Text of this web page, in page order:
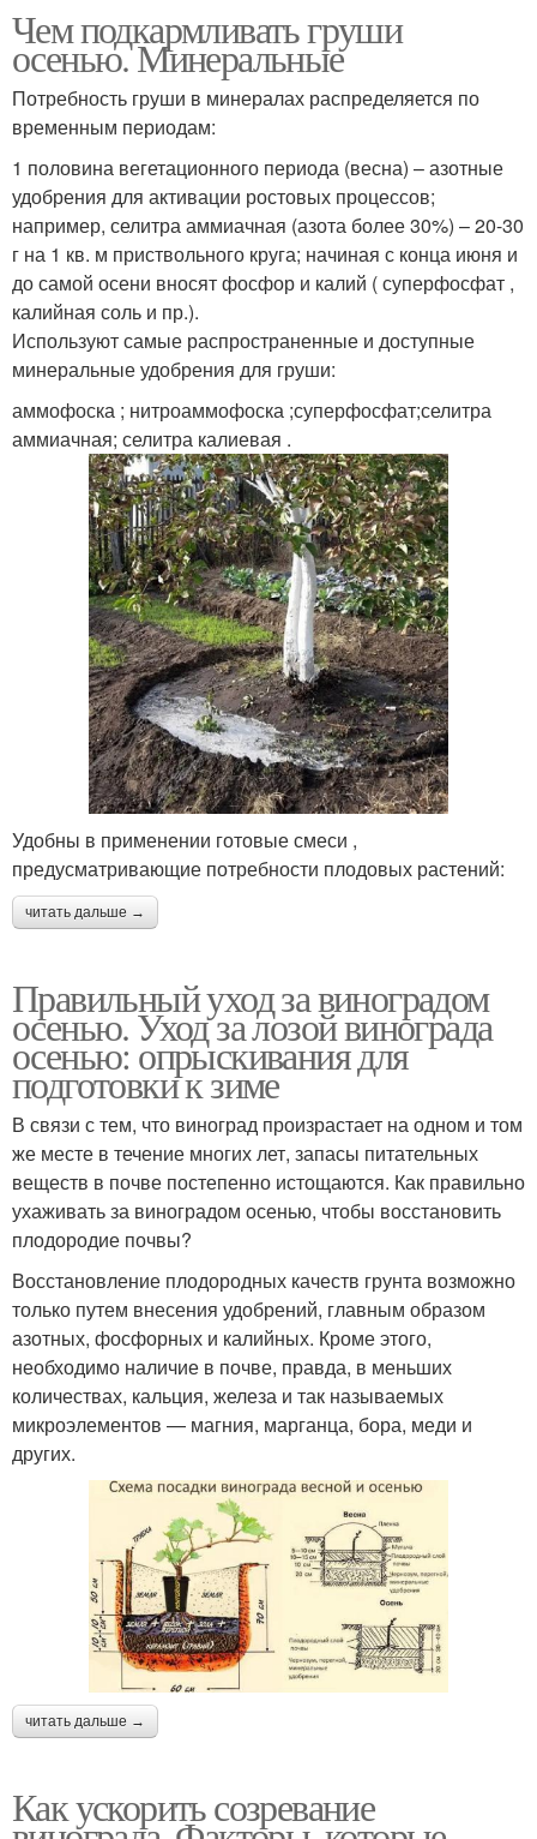
Чем подкармливать груши
осенью. Минеральные
Потребность груши в минералах распределяется по
временным периодам:
1 половина вегетационного периода (весна) – азотные
удобрения для активации ростовых процессов;
например, селитра аммиачная (азота более 30%) – 20-30
г на 1 кв. м приствольного круга; начиная с конца июня и
до самой осени вносят фосфор и калий ( суперфосфат ,
калийная соль и пр.).
Используют самые распространенные и доступные
минеральные удобрения для груши:
аммофоска ; нитроаммофоска ;суперфосфат;селитра
аммиачная; селитра калиевая .
Удобны в применении готовые смеси ,
предусматривающие потребности плодовых растений:
читать дальше →
Правильный уход за виноградом
осенью. Уход за лозой винограда
осенью: опрыскивания для
подготовки к зиме
В связи с тем, что виноград произрастает на одном и том
же месте в течение многих лет, запасы питательных
веществ в почве постепенно истощаются. Как правильно
ухаживать за виноградом осенью, чтобы восстановить
плодородие почвы?
Восстановление плодородных качеств грунта возможно
только путем внесения удобрений, главным образом
азотных, фосфорных и калийных. Кроме этого,
необходимо наличие в почве, правда, в меньших
количествах, кальция, железа и так называемых
микроэлементов — магния, марганца, бора, меди и
других.
читать дальше →
Как ускорить созревание